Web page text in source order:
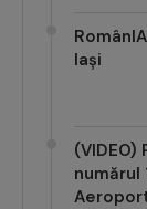
Iași
(VIDEO)
numărul